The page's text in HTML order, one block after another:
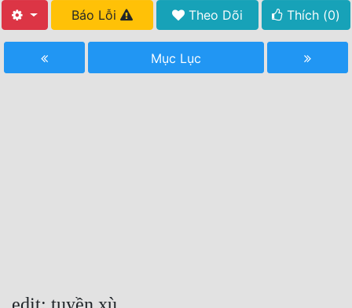
Tất Cả
Hoàn Thành
Báo Lỗi Theo Dõi Thích (0)
Mục Lục